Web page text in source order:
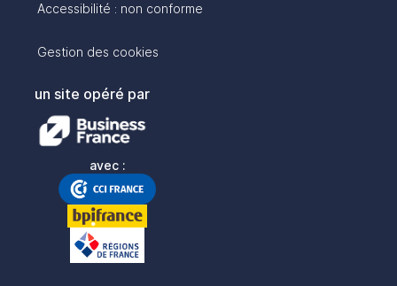
Accessibilité : non conforme
Gestion des cookies
un site opéré par
avec :